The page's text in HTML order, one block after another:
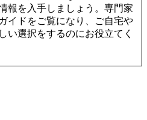
報を入手しましょう。専門家
イドをご覧になり、ご自宅や
い選択をするのにお役立てく